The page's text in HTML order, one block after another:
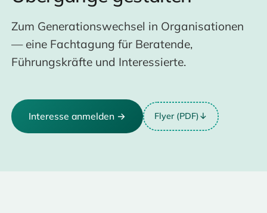
Zum Generationswechsel in Organisationen
— eine Fachtagung für Beratende,
Führungskräfte und Interessierte.
Interesse anmelden → Flyer (PDF)↓